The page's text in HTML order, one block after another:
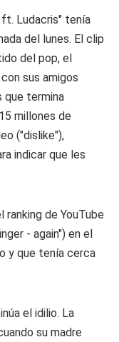
Ludacris" tenía
del lunes. El clip
del pop, el
sus amigos
que termina
millones de
("dislike"),
indicar que les
ranking de YouTube
- again") en el
y que tenía cerca
el idilio. La
su madre